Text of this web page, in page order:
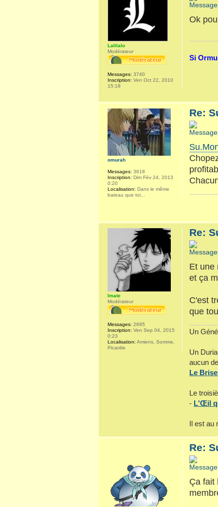
Ok
Si
Lalilalo
Modérateur
Messages: 3740
Inscription: Ven Oct 22, 2010
15:18
Re:
omurah
Messages: 3618
Inscription: Dim Fév 24, 2013
0:20
Localisation: Dans le même
bateau que toi...
Re:
Et une
et ça
C'est
que
Un
Un
aucun
Le
Le
- L'Œil
Il est au
Imate
Modérateur
Messages: 2695
Inscription: Ven Sep 04, 2015
0:23
Localisation: Amiens, Somme,
Picardie
Re:
Ça fait